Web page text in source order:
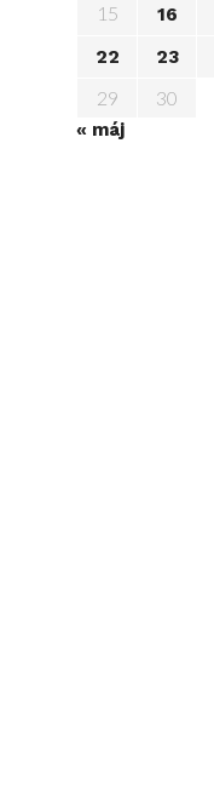
15 16
22
23
29
30
« máj